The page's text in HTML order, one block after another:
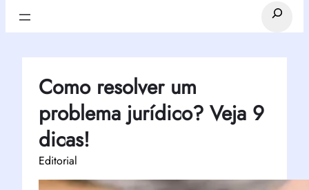
Search
Como resolver um
problema jurídico? Veja 9
dicas!
Editorial